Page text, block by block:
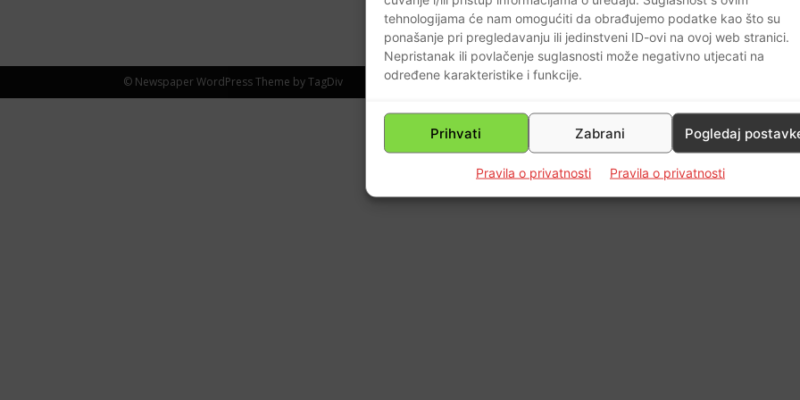
tehnologijama će nam omogućiti da obrađujemo podatke kao što su
ponašanje pri pregledavanju ili jedinstveni ID-ovi na ovoj web stranici.
Nepristanak ili povlačenje suglasnosti može negativno utjecati na
određene karakteristike i funkcije.
Prihvati Zabrani Pogledaj
Pravila o privatnosti Pravila o privatnosti
© Newspaper WordPress Theme by TagDiv